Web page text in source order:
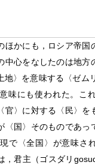
ほかにも，ロシア帝国
中心をなしたのは地方
地〉を意味する〈ゼム
味にも使われた。こ
官〉に対する〈民〉
〈国〉そのものであっ
で〈全国〉が意味さ
，君主（ゴスダリ